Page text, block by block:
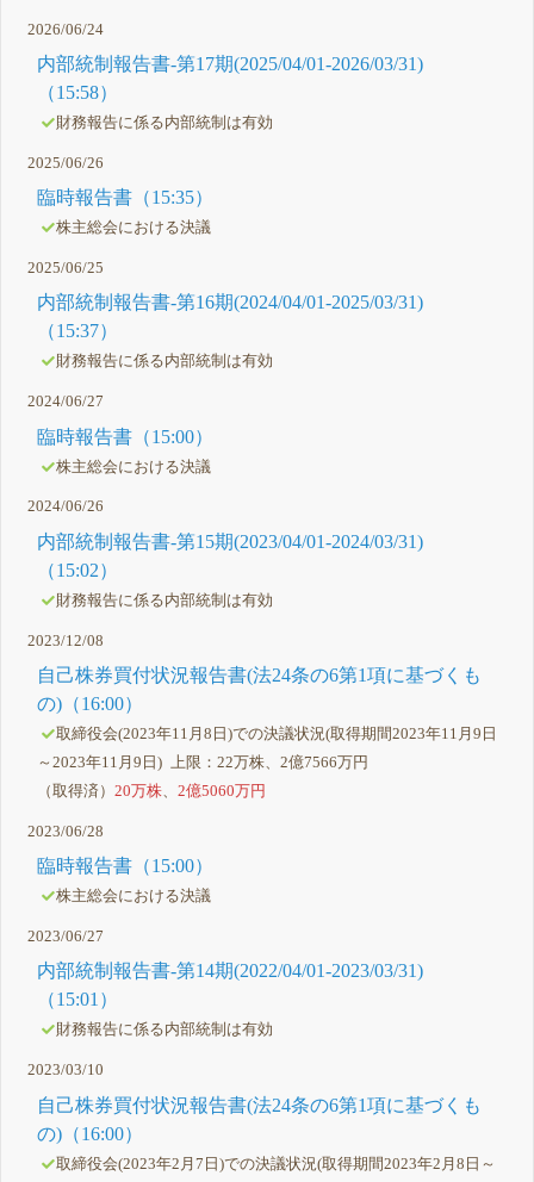
2026/06/24
内部統制報告書-第17期(2025/04/01-2026/03/31)
（15:58）
財務報告に係る内部統制は有効
2025/06/26
臨時報告書（15:35）
株主総会における決議
2025/06/25
内部統制報告書-第16期(2024/04/01-2025/03/31)
（15:37）
財務報告に係る内部統制は有効
2024/06/27
臨時報告書（15:00）
株主総会における決議
2024/06/26
内部統制報告書-第15期(2023/04/01-2024/03/31)
（15:02）
財務報告に係る内部統制は有効
2023/12/08
自己株券買付状況報告書(法24条の6第1項に基づくも
の)（16:00）
取締役会(2023年11月8日)での決議状況(取得期間2023年11月9日
～2023年11月9日) 上限：22万株、2億7566万円
（取得済）20万株、2億5060万円
2023/06/28
臨時報告書（15:00）
株主総会における決議
2023/06/27
内部統制報告書-第14期(2022/04/01-2023/03/31)
（15:01）
財務報告に係る内部統制は有効
2023/03/10
自己株券買付状況報告書(法24条の6第1項に基づくも
の)（16:00）
取締役会(2023年2月7日)での決議状況(取得期間2023年2月8日～